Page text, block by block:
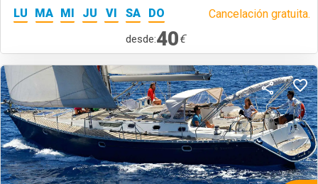
LU MA MI JU VI SA DO Cancelación gratuita.
desde:40€